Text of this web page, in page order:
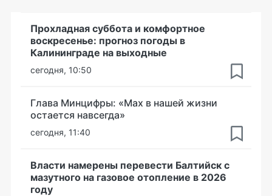
Прохладная суббота и комфортное
воскресенье: прогноз погоды в
Калининграде на выходные
сегодня, 10:50
Глава Минцифры: «Мах в нашей жизни
остается навсегда»
сегодня, 11:40
Власти намерены перевести Балтийск с
мазутного на газовое отопление в 2026
году